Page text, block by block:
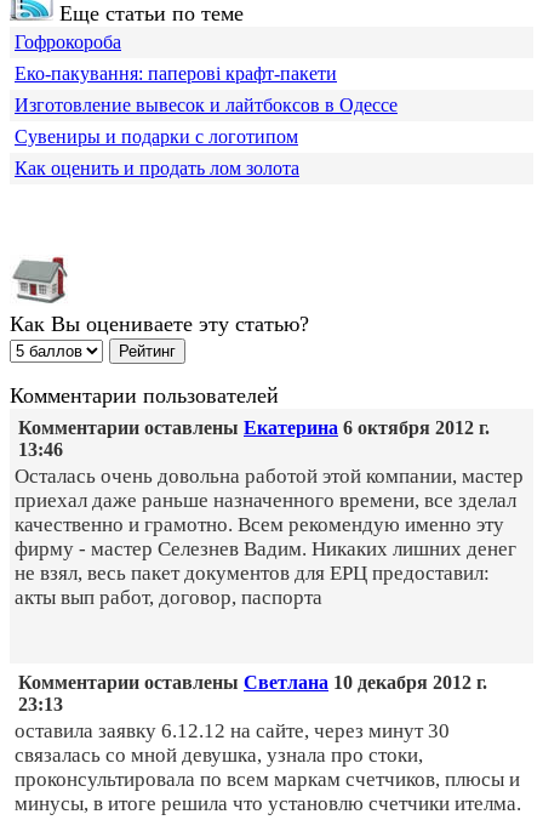
Еще статьи по теме
Гофрокороба
Еко-пакування: паперові крафт-пакети
Изготовление вывесок и лайтбоксов в Одессе
Сувениры и подарки с логотипом
Как оценить и продать лом золота
Как Вы оцениваете эту статью?
Комментарии пользователей
Комментарии оставлены Екатерина 6 октября 2012 г.
13:46
Осталась очень довольна работой этой компании, мастер
приехал даже раньше назначенного времени, все зделал
качественно и грамотно. Всем рекомендую именно эту
фирму - мастер Селезнев Вадим. Никаких лишних денег
не взял, весь пакет документов для ЕРЦ предоставил:
акты вып работ, договор, паспорта
Комментарии оставлены Светлана 10 декабря 2012 г.
23:13
оставила заявку 6.12.12 на сайте, через минут 30
связалась со мной девушка, узнала про стоки,
проконсультировала по всем маркам счетчиков, плюсы и
минусы, в итоге решила что установлю счетчики ителма.